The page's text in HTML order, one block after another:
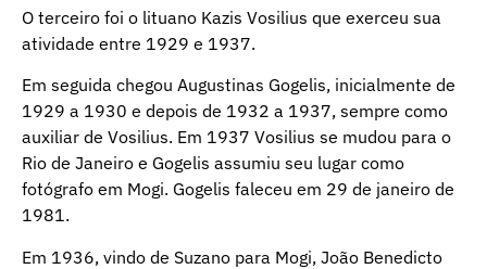
O terceiro foi o lituano Kazis Vosilius que exerceu sua
atividade entre 1929 e 1937.
Em seguida chegou Augustinas Gogelis, inicialmente de
1929 a 1930 e depois de 1932 a 1937, sempre como
auxiliar de Vosilius. Em 1937 Vosilius se mudou para o
Rio de Janeiro e Gogelis assumiu seu lugar como
fotógrafo em Mogi. Gogelis faleceu em 29 de janeiro de
1981.
Em 1936, vindo de Suzano para Mogi, João Benedicto